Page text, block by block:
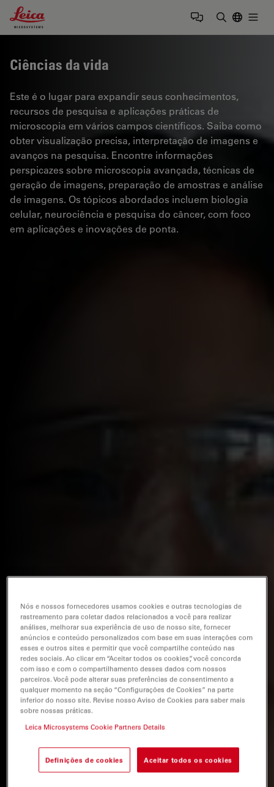
Leica Microsystems Logo
Ciências da vida
Este é o lugar para expandir seus conhecimentos,
recursos de pesquisa e aplicações práticas de
microscopia em vários campos científicos. Saiba como
obter visualização precisa, interpretação de imagens e
avanços na pesquisa. Encontre informações
perspicazes sobre microscopia avançada, técnicas de
geração de imagens, preparação de amostras e análise
de imagens. Os tópicos abordados incluem biologia
celular, neurociência e pesquisa do câncer, com foco
em aplicações e inovações de ponta.
Nós e nossos fornecedores usamos cookies e outras tecnologias de
rastreamento para coletar dados relacionados a você para realizar
análises, melhorar sua experiência de uso de nosso site, fornecer
anúncios e conteúdo personalizados com base em suas interações com
esses e outros sites e permitir que você compartilhe conteúdo nas
redes sociais. Ao clicar em “Aceitar todos os cookies”, você concorda
com isso e com o compartilhamento desses dados com nossos
parceiros. Você pode alterar suas preferências de consentimento a
qualquer momento na seção “Configurações de Cookies” na parte
inferior do nosso site. Revise nosso Aviso de Cookies para saber mais
sobre nossas práticas.
Leica Microsystems Cookie Partners Details
Definições de cookies Aceitar todos os cookies